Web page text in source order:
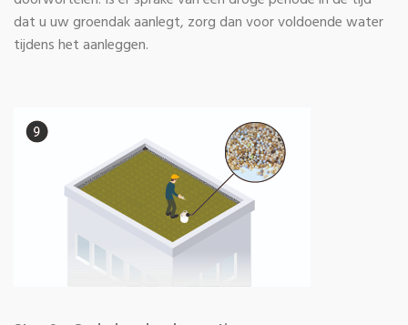
dat u uw groendak aanlegt, zorg dan voor voldoende water
tijdens het aanleggen.